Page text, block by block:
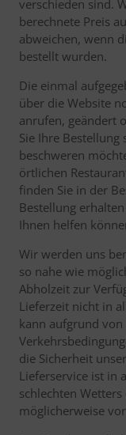
verschieden sind.
berechnete Preis
abweichen, wenn
bestellt wurden.
Die einmal
über die Website
anrufen, geändert
Sie Ihre
beschweren
örtlichen
finden Sie in der
Bestellung
Ihnen helfen
Wir werden uns
so nahe wie
Abholzeit zur
Lieferzeit nicht in
kann aufgrund
die Sicherheit
Lieferservice ist in
schlechten
möglicherweise